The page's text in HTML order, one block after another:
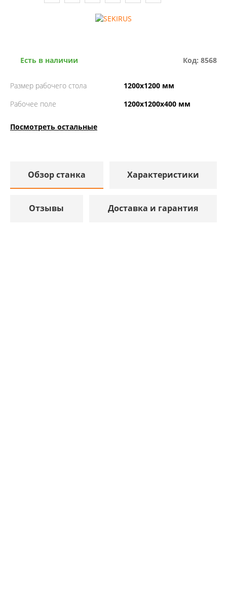
Есть в наличии Код: 8568
Размер рабочего стола
1200х1200 мм
Рабочее поле
1200х1200х400 мм
Посмотреть остальные
Обзор станка Характеристики
Отзывы Доставка и гарантия